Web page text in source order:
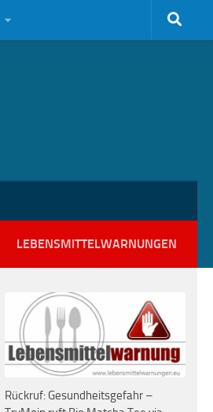
LEBENSMITTELWARNUNGEN
Rückruf: Gesundheitsgefahr –